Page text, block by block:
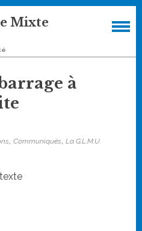
Mixte
à
, Communiqués, La G.L.M.U.